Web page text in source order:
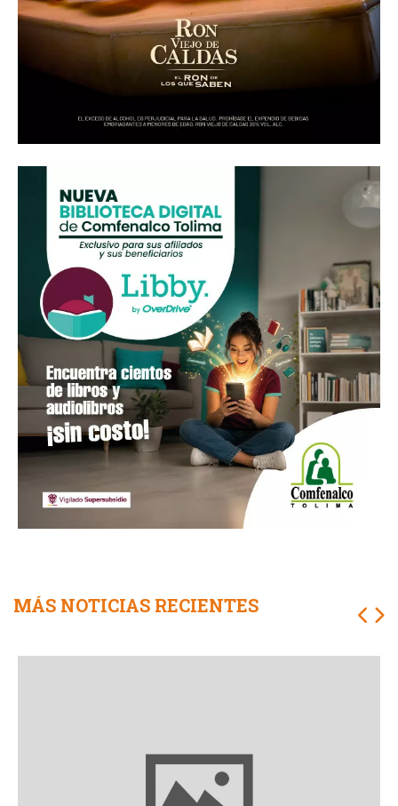
MÁS NOTICIAS RECIENTES